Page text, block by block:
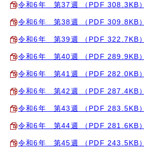
令和6年 第37週 （PDF 308.3KB）
令和6年 第38週 （PDF 309.8KB）
令和6年 第39週 （PDF 322.7KB）
令和6年 第40週 （PDF 289.9KB）
令和6年 第41週 （PDF 282.0KB）
令和6年 第42週 （PDF 287.4KB）
令和6年 第43週 （PDF 283.5KB）
令和6年 第44週 （PDF 281.6KB）
令和6年 第45週 （PDF 243.5KB）